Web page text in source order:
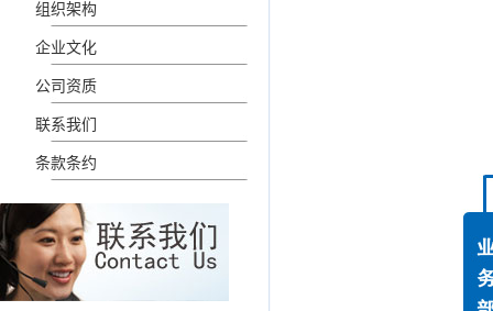
组织架构
企业文化
公司资质
联系我们
条款条约